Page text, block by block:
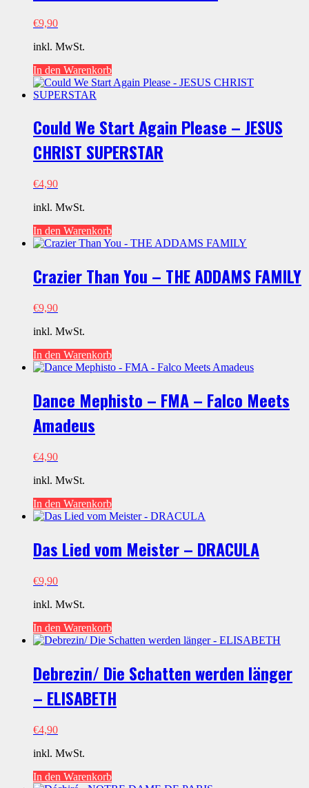
€9,90
inkl. MwSt.
In den Warenkorb
Could We Start Again Please – JESUS
CHRIST SUPERSTAR
€4,90
inkl. MwSt.
In den Warenkorb
Crazier Than You – THE ADDAMS FAMILY
€9,90
inkl. MwSt.
In den Warenkorb
Dance Mephisto – FMA – Falco Meets
Amadeus
€4,90
inkl. MwSt.
In den Warenkorb
Das Lied vom Meister – DRACULA
€9,90
inkl. MwSt.
In den Warenkorb
Debrezin/ Die Schatten werden länger
– ELISABETH
€4,90
inkl. MwSt.
In den Warenkorb